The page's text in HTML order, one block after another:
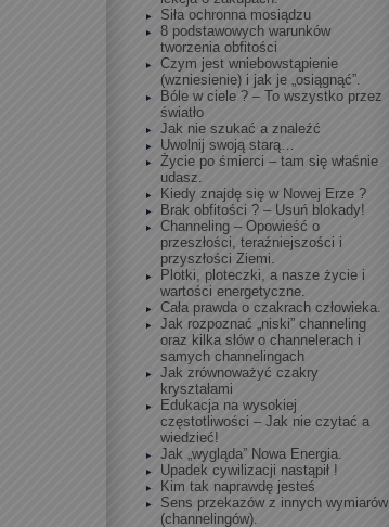
Siła ochronna mosiądzu
8 podstawowych warunków
tworzenia obfitości
Czym jest wniebowstąpienie
(wzniesienie) i jak je „osiągnąć”.
Bóle w ciele ? – To wszystko przez
światło
Jak nie szukać a znaleźć
Uwolnij swoją starą…
Życie po śmierci – tam się właśnie
udasz.
Kiedy znajdę się w Nowej Erze ?
Brak obfitości ? – Usuń blokady!
Channeling – Opowieść o
przeszłości, teraźniejszości i
przyszłości Ziemi.
Plotki, ploteczki, a nasze życie i
wartości energetyczne.
Cała prawda o czakrach człowieka.
Jak rozpoznać „niski” channeling
oraz kilka słów o channelerach i
samych channelingach
Jak zrównoważyć czakry
kryształami
Edukacja na wysokiej
częstotliwości – Jak nie czytać a
wiedzieć!
Jak „wygląda” Nowa Energia.
Upadek cywilizacji nastąpił !
Kim tak naprawdę jesteś
Sens przekazów z innych wymiarów
(channelingów).